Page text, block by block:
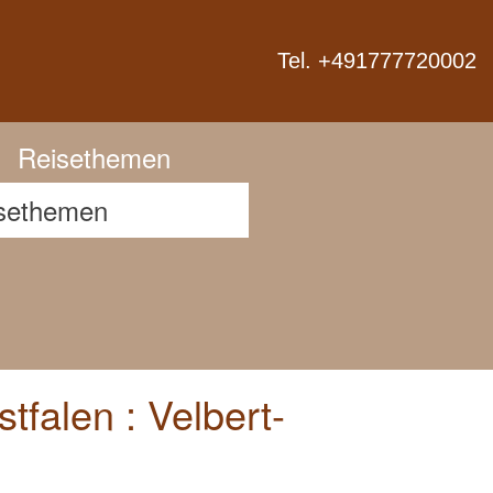
Reisethemen
: Velbert-
Tel. +491777720002